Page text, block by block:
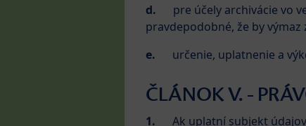
d. pre účely archivácie vo
pravdepodobné, že by
e. určenie, uplatnenie a
ČLÁNOK V. -
1. Ak uplatní subjekt